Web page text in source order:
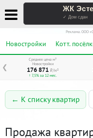
ЖК
✓ Дом сдан
Реклама. ООО
Новостройки Котт.
❮
Средняя цена м²
Новостройки
176 871 ₽/м²
↑ 7,5% за 12 мес.
← К списку квартир
Продажа